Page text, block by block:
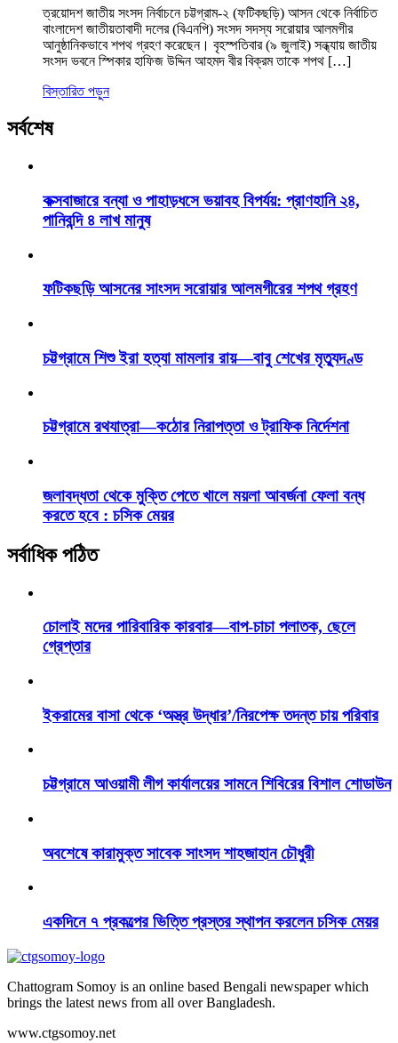
ত্রয়োদশ জাতীয় সংসদ নির্বাচনে চট্টগ্রাম-২ (ফটিকছড়ি) আসন থেকে নির্বাচিত
বাংলাদেশ জাতীয়তাবাদী দলের (বিএনপি) সংসদ সদস্য সরোয়ার আলমগীর
আনুষ্ঠানিকভাবে শপথ গ্রহণ করেছেন। বৃহস্পতিবার (৯ জুলাই) সন্ধ্যায় জাতীয়
সংসদ ভবনে স্পিকার হাফিজ উদ্দিন আহমদ বীর বিক্রম তাকে শপথ […]
বিস্তারিত পড়ুন
সর্বশেষ
কক্সবাজারে বন্যা ও পাহাড়ধসে ভয়াবহ বিপর্যয়: প্রাণহানি ২৪,
পানিবন্দি ৪ লাখ মানুষ
ফটিকছড়ি আসনের সাংসদ সরোয়ার আলমগীরের শপথ গ্রহণ
চট্টগ্রামে শিশু ইরা হত্যা মামলার রায়—বাবু শেখের মৃত্যুদণ্ড
চট্টগ্রামে রথযাত্রা—কঠোর নিরাপত্তা ও ট্রাফিক নির্দেশনা
জলাবদ্ধতা থেকে মুক্তি পেতে খালে ময়লা আবর্জনা ফেলা বন্ধ
করতে হবে : চসিক মেয়র
সর্বাধিক পঠিত
চোলাই মদের পারিবারিক কারবার—বাপ-চাচা পলাতক, ছেলে
গ্রেপ্তার
ইকরামের বাসা থেকে ‘অস্ত্র উদ্ধার’/নিরপেক্ষ তদন্ত চায় পরিবার
চট্টগ্রামে আওয়ামী লীগ কার্যালয়ের সামনে শিবিরের বিশাল শোডাউন
অবশেষে কারামুক্ত সাবেক সাংসদ শাহজাহান চৌধুরী
একদিনে ৭ প্রকল্পের ভিত্তি প্রস্তর স্থাপন করলেন চসিক মেয়র
Chattogram Somoy is an online based Bengali newspaper which
brings the latest news from all over Bangladesh.
www.ctgsomoy.net